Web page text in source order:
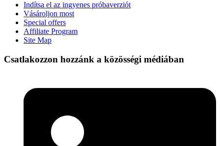
Indítsa el az ingyenes próbaverziót
Vásároljon most
Special offers
Affiliate Program
Site Map
Csatlakozzon hozzánk a közösségi médiában